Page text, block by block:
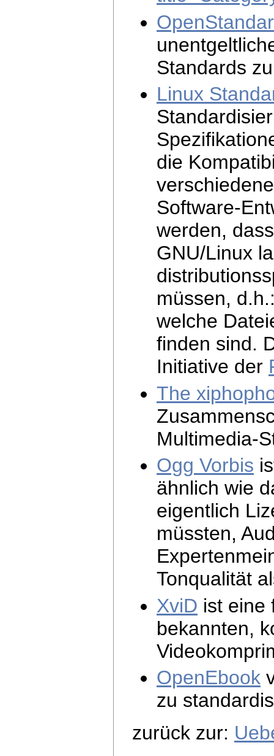
Standards
Linux
die
Software-
werden,
GNU/Linux
müssen,
welche
finden sind.
Initiative der
The
Multimedia-
Ogg Vorbis
ähnlich wie
eigentlich
müssten,
Tonqualität
XviD ist eine
bekannten,
OpenEbook
zu
zurück zur: